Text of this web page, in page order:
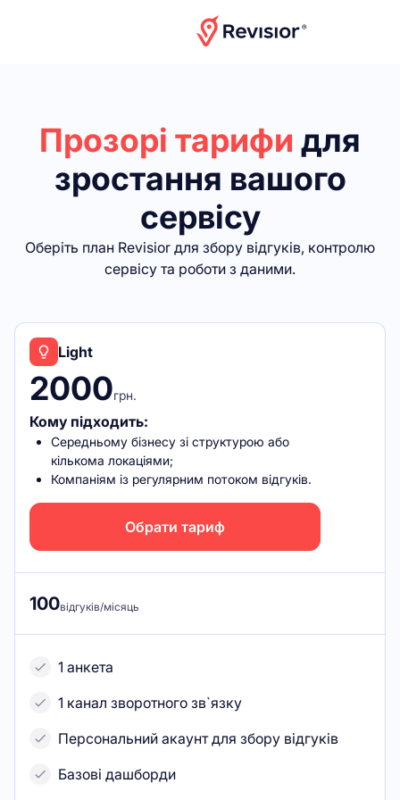
Прозорі тарифи для
зростання вашого
сервісу
Оберіть план Revisior для збору відгуків, контролю
сервісу та роботи з даними.
Light
2000грн.
Кому підходить:
Середньому бізнесу зі структурою або
кількома локаціями;
Компаніям із регулярним потоком відгуків.
Обрати тариф
100відгуків/місяць
1 анкета
1 канал зворотного зв`язку
Персональний акаунт для збору відгуків
Базові дашборди